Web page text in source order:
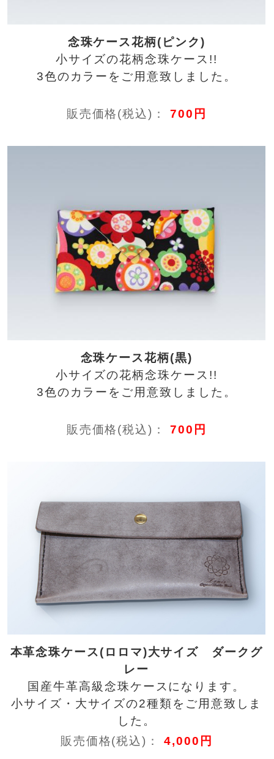
念珠ケース花柄(ピンク)
小サイズの花柄念珠ケース!!
3色のカラーをご用意致しました。
販売価格(税込)： 700円
念珠ケース花柄(黒)
小サイズの花柄念珠ケース!!
3色のカラーをご用意致しました。
販売価格(税込)： 700円
本革念珠ケース(ロロマ)大サイズ ダークグ
レー
国産牛革高級念珠ケースになります。
小サイズ・大サイズの2種類をご用意致しま
した。
販売価格(税込)：4,000円